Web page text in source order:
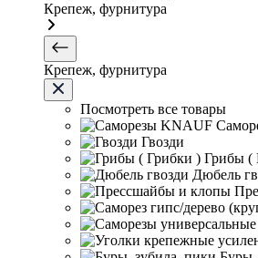
Крепеж, фурнитура
Крепеж, фурнитура
Посмотреть все товары
Гвозди
Грибы (
Дюбель